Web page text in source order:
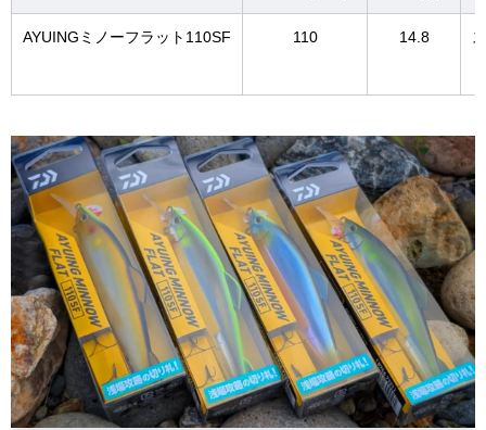
AYUINGミノーフラット110SF 110 14.8